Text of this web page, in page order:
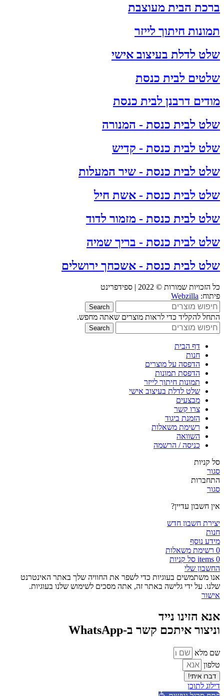
ברכת הבית מעוצבת
תמונות חיתוך לייזר
שלט לדלת בעיצוב אישי
שלטים לבית כנסת
מודים דרבנן לבית כנסת
שלט לבית כנסת - המנורה
שלט לבית כנסת - קדיש
שלט לבית כנסת - שיר המעלות
שלט לבית כנסת - אשת חיל
שלט לבית כנסת - מזמור לדוד
שלט לבית כנסת - בריך שמיה
שלט לבית כנסת - אשכחך ירושלים
כל הזכויות שמורות © 2022 | ספידפרינט
פיתוח: Webzilla
Search
התחל להקליד כדי לראות מוצרים שאתה מחפש.
Search
דף הבית
חנות
הדפסה על מוצרים
הדפסת תמונות
תמונות חיתוך לייזר
שלט לדלת בעיצוב אישי
מבצעים
צרו קשר
הזמנת ביגוד
רשימת משאלות
השוואה
כניסה / הרשמה
סל קניות
סגור
התחברות
סגור
אין חשבון עדיין?
יצירת חשבון חדש
חנות
מידע נוסף
0 רשימת משאלות
0
items סל קניות
החשבון שלי
אנו משתמשים בעוגיות כדי לשפר את החוויה שלך באתר האינטרנט
שלנו. על ידי גלישה באתר זה, אתה מסכים לשימוש שלנו בעוגיות.
אישור
אנא הזינו נייד
וניצור איתכם קשר ב-WhatsApp
שם מלא
טלפון
דברו איתי!
דילוג לתוכן